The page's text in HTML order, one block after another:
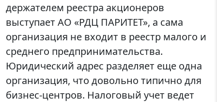
держателем реестра акционеров
выступает АО «РДЦ ПАРИТЕТ», а сама
организация не входит в реестр малого и
среднего предпринимательства.
Юридический адрес разделяет еще одна
организация, что довольно типично для
бизнес-центров. Налоговый учет ведет